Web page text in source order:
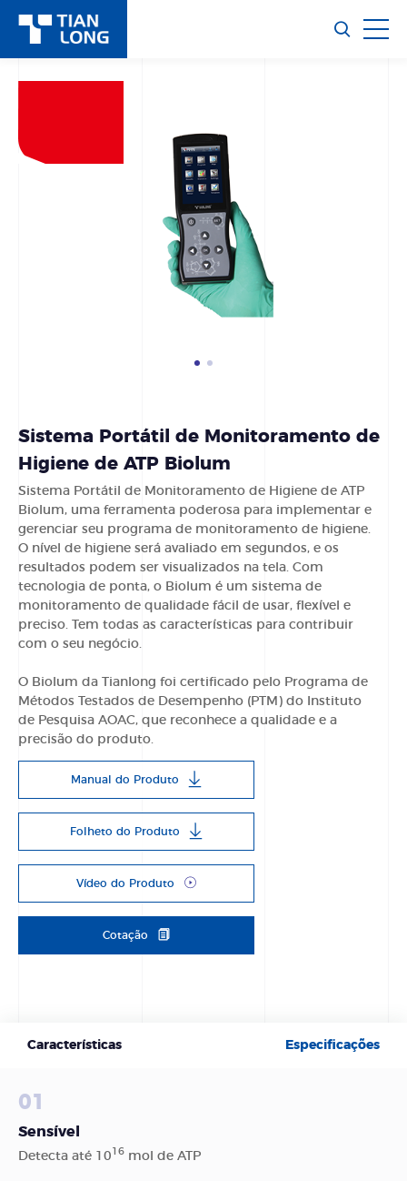
Sistema Portátil de Monitoramento de
Higiene de ATP Biolum
Sistema Portátil de Monitoramento de Higiene de ATP
Biolum, uma ferramenta poderosa para implementar e
gerenciar seu programa de monitoramento de higiene.
O nível de higiene será avaliado em segundos, e os
resultados podem ser visualizados na tela. Com
tecnologia de ponta, o Biolum é um sistema de
monitoramento de qualidade fácil de usar, flexível e
preciso. Tem todas as características para contribuir
com o seu negócio.
O Biolum da Tianlong foi certificado pelo Programa de
Métodos Testados de Desempenho (PTM) do Instituto
de Pesquisa AOAC, que reconhece a qualidade e a
precisão do produto.
Manual do Produto
Folheto do Produto
Vídeo do Produto
Cotação
Características Especificações
01
Sensível
Detecta até 10 16 mol de ATP